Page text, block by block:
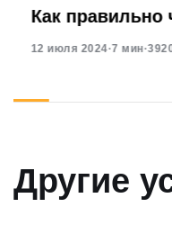
Как правильно
12 июля 2024·7 мин·
Другие